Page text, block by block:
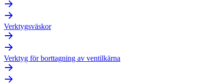
Verktygsväskor
Verktyg för borttagning av ventilkärna